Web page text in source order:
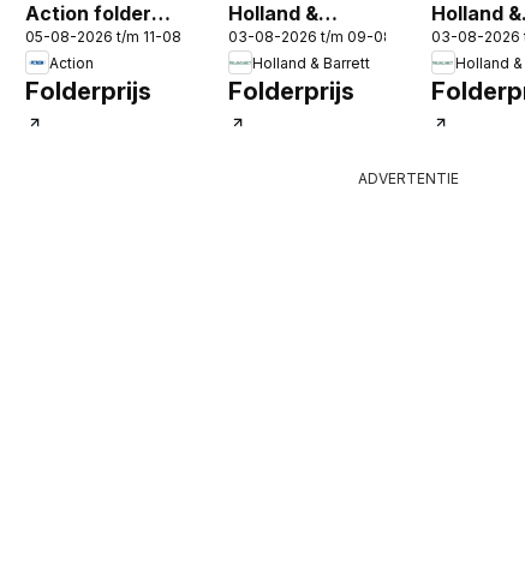
Action folder
week 32
05-08-2026 t/m 11-08-2026
Action
Folderprijs
Holland &
Barrett folder
03-08-2026 t/m 09-08-2026
Holland & Barrett
Folderprijs
Holland &
Barrett
03-08-2026
Holland
ADVERTENTIE